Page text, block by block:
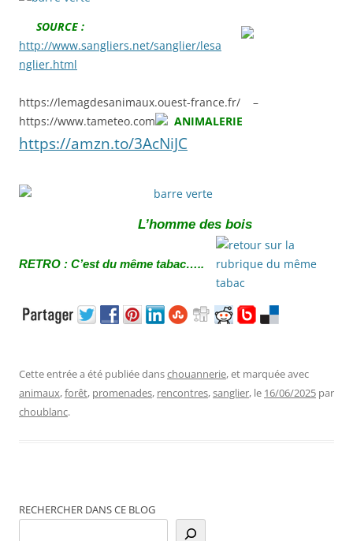
SOURCE :
http://www.sangliers.net/sanglier/lesa
nglier.html
https://lemagdesanimaux.ouest-france.fr/ –
https://www.tameteo.com
ANIMALERIE
https://amzn.to/3AcNiJC
L’homme des bois
RETRO : C’est du même tabac…..
Cette entrée a été publiée danschouannerie, et marquée avec
animaux,forêt, promenades, rencontres,sanglier, le 16/06/2025 par
choublanc.
RECHERCHER DANS CE BLOG